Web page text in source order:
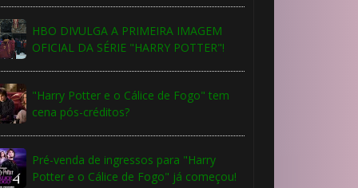
HBO DIVULGA A PRIMEIRA IMAGEM
OFICIAL DA SÉRIE "HARRY POTTER"!
"Harry Potter e o Cálice de Fogo" tem
cena pós-créditos?
Pré-venda de ingressos para "Harry
Potter e o Cálice de Fogo" já começou!
⚡
1️⃣ 8️⃣